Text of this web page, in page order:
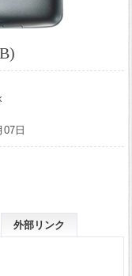
07日
外部リンク